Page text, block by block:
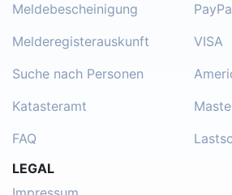
Meldebescheinigung
Melderegisterauskunft
Suche nach Personen
Katasteramt
FAQ
VISA
LEGAL